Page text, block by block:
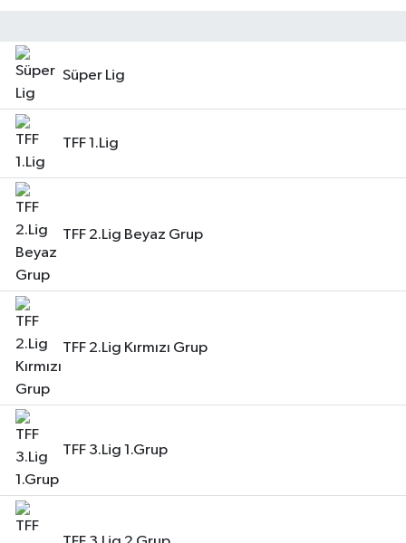
Süper Lig
TFF 1.Lig
TFF 2.Lig Beyaz Grup
TFF 2.Lig Kırmızı Grup
TFF 3.Lig 1.Grup